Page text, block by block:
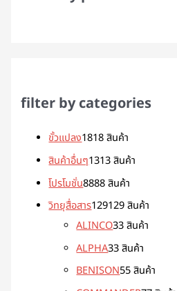
filter by categories
ขั้วแปลง1818 สินค้า
สินค้าอื่นๆ1313 สินค้า
โปรโมชั่น8888 สินค้า
วิทยุสื่อสาร129129 สินค้า
ALINCO33 สินค้า
ALPHA33 สินค้า
BENISON55 สินค้า